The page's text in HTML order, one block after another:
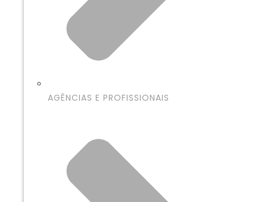
AGÊNCIAS E PROFISSIONAIS